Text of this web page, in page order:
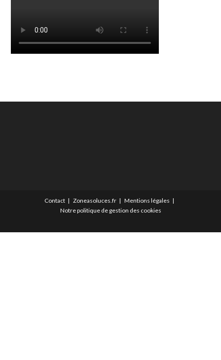
Contact Zoneasoluces.fr
Mentions légales
Notre politique de gestion des cookies